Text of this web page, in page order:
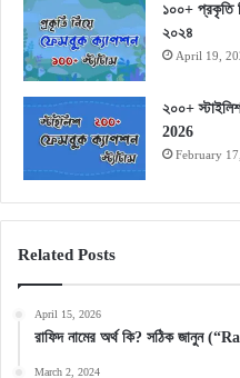
১০০+ প্রকৃতি
২০২৪
April 19,
২০০+
2026
February
Related Posts
April 15, 2026
রাফিদ নামের অর্থ কি? সঠিক জানুন
March 2, 2024